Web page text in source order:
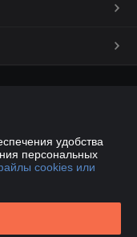
ответственностью
11-7Д
комитет
удобства
персональных
cookies или